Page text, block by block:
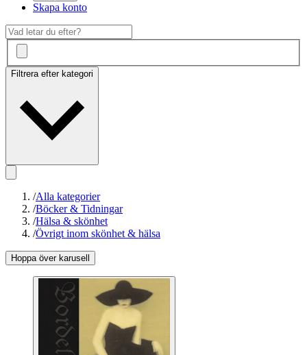
Skapa konto
Filtrera efter kategori
/Alla kategorier
/Böcker & Tidningar
/Hälsa & skönhet
/Övrigt inom skönhet & hälsa
Hoppa över karusell